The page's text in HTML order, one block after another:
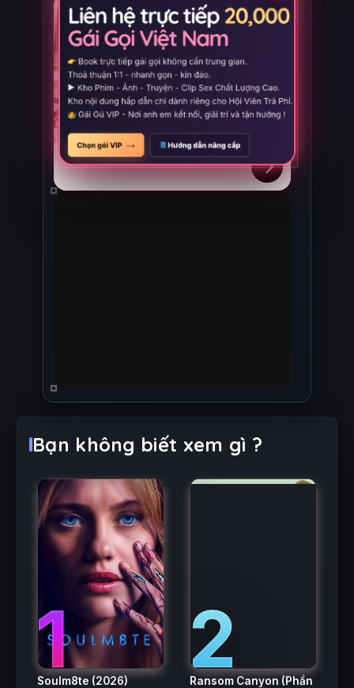
Bạn không biết xem gì ?
1
Soulm8te (2026) 2
Ransom Canyon (Phần